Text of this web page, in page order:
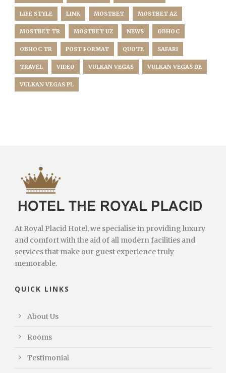
LIFE STYLE LINK MOSTBET MOSTBET AZ
MOSTBET TR MOSTBET UZ NEWS OBHOC
OBHOC TR POST FORMAT QUOTE SAFARI
TRAVEL VIDEO VULKAN VEGAS VULKAN VEGAS DE
VULKAN VEGAS PL
At Royal Placid Hotel, we specialise in providing luxury
and comfort with the aid of all modern facilities and
services that make our guest experience truly
memorable.
QUICK LINKS
About Us
Rooms
Testimonial